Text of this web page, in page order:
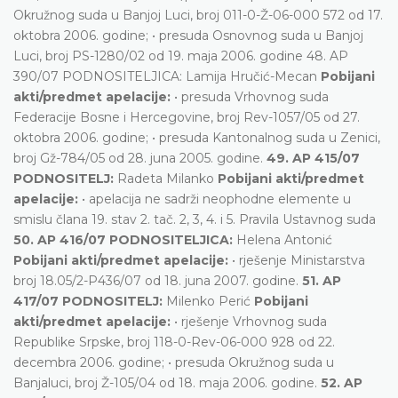
Okružnog suda u Banjoj Luci, broj 011-0-Ž-06-000 572 od 17.
oktobra 2006. godine; • presuda Osnovnog suda u Banjoj
Luci, broj PS-1280/02 od 19. maja 2006. godine 48. AP
390/07 PODNOSITELJICA: Lamija Hručić-Mecan Pobijani
akti/predmet apelacije: • presuda Vrhovnog suda
Federacije Bosne i Hercegovine, broj Rev-1057/05 od 27.
oktobra 2006. godine; • presuda Kantonalnog suda u Zenici,
broj Gž-784/05 od 28. juna 2005. godine. 49. AP 415/07
PODNOSITELJ: Radeta Milanko Pobijani akti/predmet
apelacije: • apelacija ne sadrži neophodne elemente u
smislu člana 19. stav 2. tač. 2, 3, 4. i 5. Pravila Ustavnog suda
50. AP 416/07 PODNOSITELJICA: Helena Antonić
Pobijani akti/predmet apelacije: • rješenje Ministarstva
broj 18.05/2-P436/07 od 18. juna 2007. godine. 51. AP
417/07 PODNOSITELJ: Milenko Perić Pobijani
akti/predmet apelacije: • rješenje Vrhovnog suda
Republike Srpske, broj 118-0-Rev-06-000 928 od 22.
decembra 2006. godine; • presuda Okružnog suda u
Banjaluci, broj Ž-105/04 od 18. maja 2006. godine. 52. AP